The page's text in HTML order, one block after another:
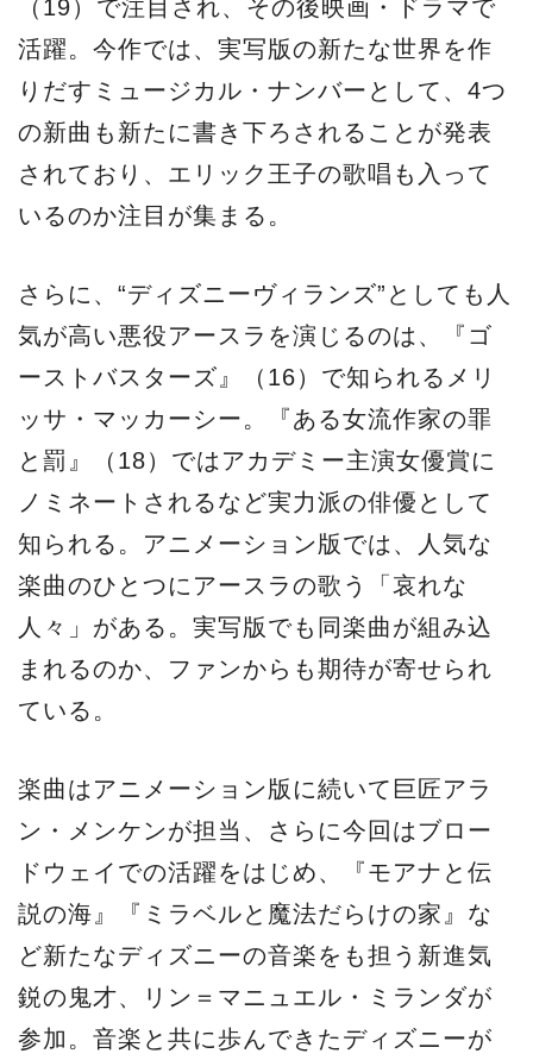
（19）で注目され、その後映画・ドラマで
活躍。今作では、実写版の新たな世界を作
りだすミュージカル・ナンバーとして、4つ
の新曲も新たに書き下ろされることが発表
されており、エリック王子の歌唱も入って
いるのか注目が集まる。
さらに、“ディズニーヴィランズ”としても人
気が高い悪役アースラを演じるのは、『ゴ
ーストバスターズ』（16）で知られるメリ
ッサ・マッカーシー。『ある女流作家の罪
と罰』（18）ではアカデミー主演女優賞に
ノミネートされるなど実力派の俳優として
知られる。アニメーション版では、人気な
楽曲のひとつにアースラの歌う「哀れな
人々」がある。実写版でも同楽曲が組み込
まれるのか、ファンからも期待が寄せられ
ている。
楽曲はアニメーション版に続いて巨匠アラ
ン・メンケンが担当、さらに今回はブロー
ドウェイでの活躍をはじめ、『モアナと伝
説の海』『ミラベルと魔法だらけの家』な
ど新たなディズニーの音楽をも担う新進気
鋭の鬼才、リン＝マニュエル・ミランダが
参加。音楽と共に歩んできたディズニーが